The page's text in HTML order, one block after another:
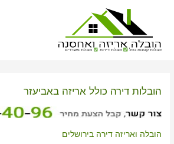
הובלות קטנות בזול הובלת דירות הובלת משרדים
הובלות דירה כולל אריזה באביעזר
הובלה ואריזה דירה בירושלים